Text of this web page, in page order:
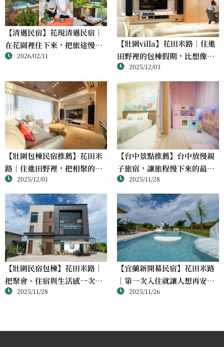
【清邁民宿】花現清邁民宿｜
在花園裡住下來，把旅途慢慢
過成生活
2026/02/11
【壯圍villa】花田米路｜住進
田野裡的包棟假期，比想像中
更剛好2025/12/03
【壯圍包棟民宿推薦】花田米
路｜住進田野裡，把相聚的時
間留給彼此
2025/12/01
【台中景點推薦】台中放慢親
子旅宿，讓旅程慢下來的最好
理由2025/11/28
【壯圍民宿包棟】花田米路｜
把聚會、住宿與生活感一次到
位的宜蘭選擇
2025/11/28
【宜蘭新開幕民宿】花田米路
｜第一次入住就讓人想再安排
下一趟的包棟體驗
2025/11/26